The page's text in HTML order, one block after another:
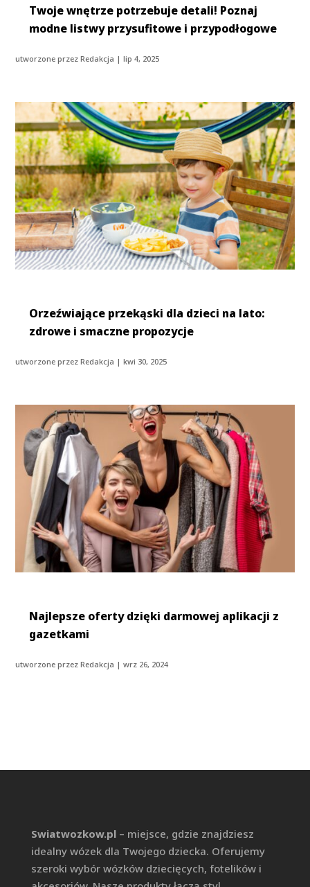
Twoje wnętrze potrzebuje detali! Poznaj
modne listwy przysufitowe i przypodłogowe
utworzone przezRedakcja |lip 4, 2025
Orzeźwiające przekąski dla dzieci na lato:
zdrowe i smaczne propozycje
utworzone przezRedakcja |kwi 30, 2025
Najlepsze oferty dzięki darmowej aplikacji z
gazetkami
utworzone przezRedakcja |wrz 26, 2024
Swiatwozkow.pl– miejsce, gdzie znajdziesz
idealny wózek dla Twojego dziecka. Oferujemy
szeroki wybór wózków dziecięcych, fotelików i